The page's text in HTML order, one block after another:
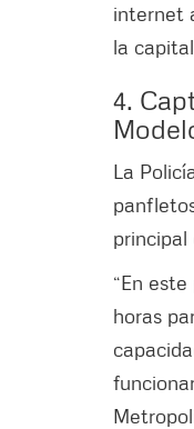
internet
la
4.
La
principal
“En
horas